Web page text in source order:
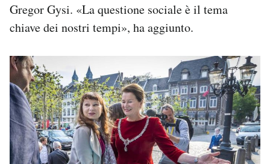
Gregor Gysi. «La questione sociale è il tema
chiave dei nostri tempi», ha aggiunto.